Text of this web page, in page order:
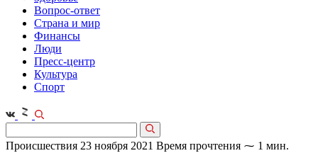
Вопрос-ответ
Страна и мир
Финансы
Люди
Пресс-центр
Культура
Спорт
Происшествия 23 ноября 2021 Время прочтения ⁓ 1 мин.